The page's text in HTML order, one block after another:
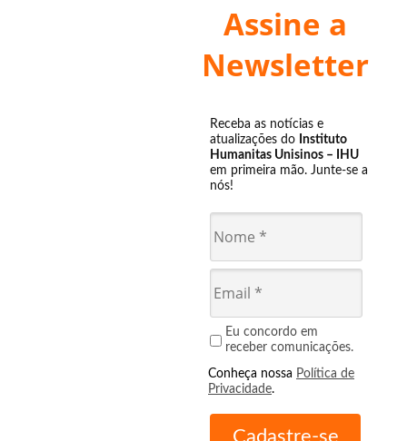
Assine a
Newsletter
Receba as notícias e
atualizações do Instituto
Humanitas Unisinos – IHU
em primeira mão. Junte-se a
nós!
Eu concordo em
receber comunicações.
Conheça nossa Política de
Privacidade.